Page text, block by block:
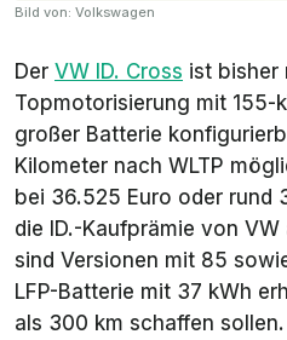
Bild von: Volkswagen
Der VW ID. Cross ist bisher
Topmotorisierung mit 155-
großer Batterie
Kilometer nach WLTP
bei 36.525 Euro oder rund
die ID.-Kaufprämie von
sind Versionen mit 85
LFP-Batterie mit 37 kWh
als 300 km schaffen